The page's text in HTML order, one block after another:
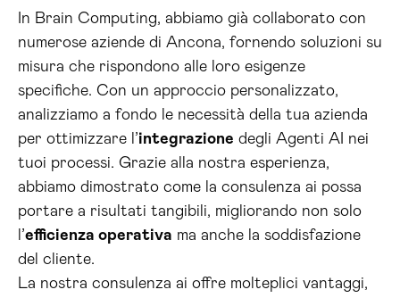
In Brain Computing, abbiamo già collaborato con
numerose aziende di Ancona, fornendo soluzioni su
misura che rispondono alle loro esigenze
specifiche. Con un approccio personalizzato,
analizziamo a fondo le necessità della tua azienda
per ottimizzare l’integrazione degli Agenti AI nei
tuoi processi. Grazie alla nostra esperienza,
abbiamo dimostrato come la consulenza ai possa
portare a risultati tangibili, migliorando non solo
l’efficienza operativa ma anche la soddisfazione
del cliente.
La nostra consulenza ai offre molteplici vantaggi,